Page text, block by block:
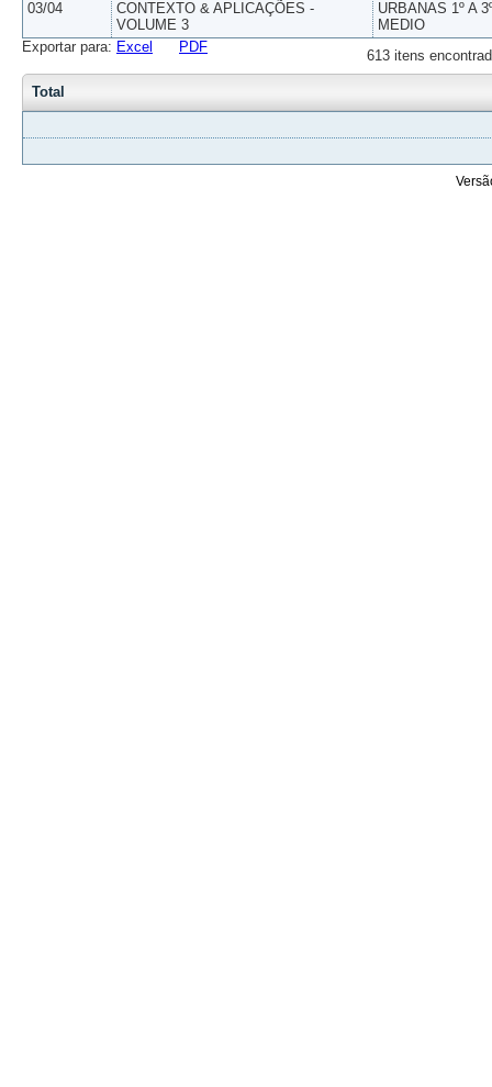
03/04
CONTEXTO & APLICAÇÕES -
VOLUME 3
URBANAS 1º A
MEDIO
613 itens
Exportar para: Excel PDF
Total